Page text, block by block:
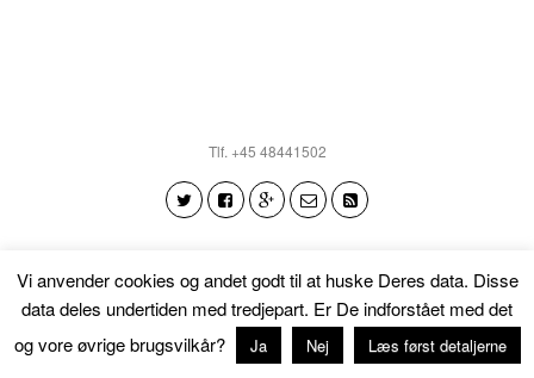
Tlf. +45 48441502
Vi anvender cookies og andet godt til at huske Deres data. Disse
data deles undertiden med tredjepart. Er De indforstået med det
og vore øvrige brugsvilkår?
Ja Nej Læs først detaljerne
Tilbage til toppen